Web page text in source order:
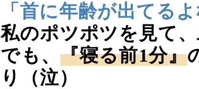
「首に年齢が出てるよ
私のポツポツを見て、
でも、 『寝る前1分』
り（泣）